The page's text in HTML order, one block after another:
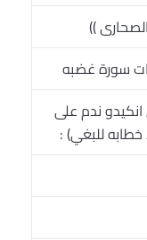
))
سورة غضبه
ندم على
خطابه للبغي) :